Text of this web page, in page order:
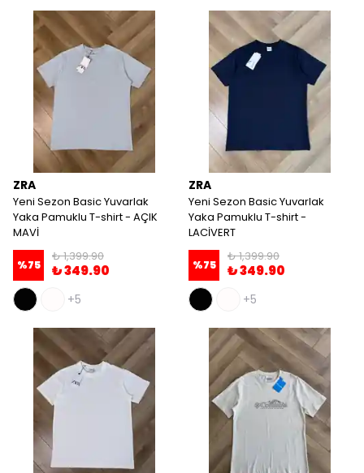
ZRA
Yeni Sezon Basic Yuvarlak
Yaka Pamuklu T-shirt - AÇIK
MAVİ
%75
₺ 1,399.90
₺ 349.90
+5
ZRA
Yeni Sezon Basic Yuvarlak
Yaka Pamuklu T-shirt -
LACİVERT
%75
₺ 1,399.90
₺ 349.90
+5